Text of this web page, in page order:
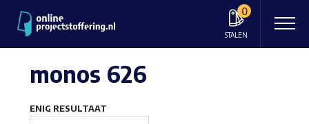
0
STALEN
monos 626
ENIG RESULTAAT